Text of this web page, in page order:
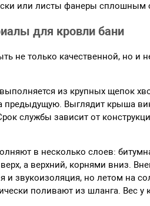
или листы фанеры сплошным
для кровли бани
не только качественной, но
из крупных щепок
предыдущую. Выглядит крыша
службы зависит от
в несколько слоев:
а верхний, корнями вниз.
и звукоизоляция, но летом на
поливают из шланга. Вес